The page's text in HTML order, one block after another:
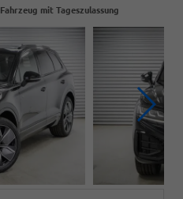
Fahrzeug mit Tageszulassung